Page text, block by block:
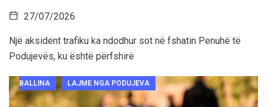
27/07/2026
Një aksident trafiku ka ndodhur sot në fshatin Penuhë të
Podujevës, ku është përfshirë
BALLINA LAJME NGA PODUJEVA